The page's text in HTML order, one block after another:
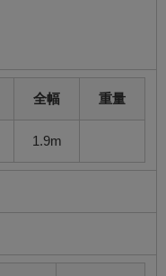
全幅 重量
1.9m